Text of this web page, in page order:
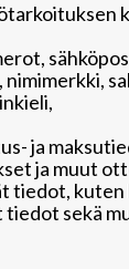
ja
ja muut
tiedot,
sekä